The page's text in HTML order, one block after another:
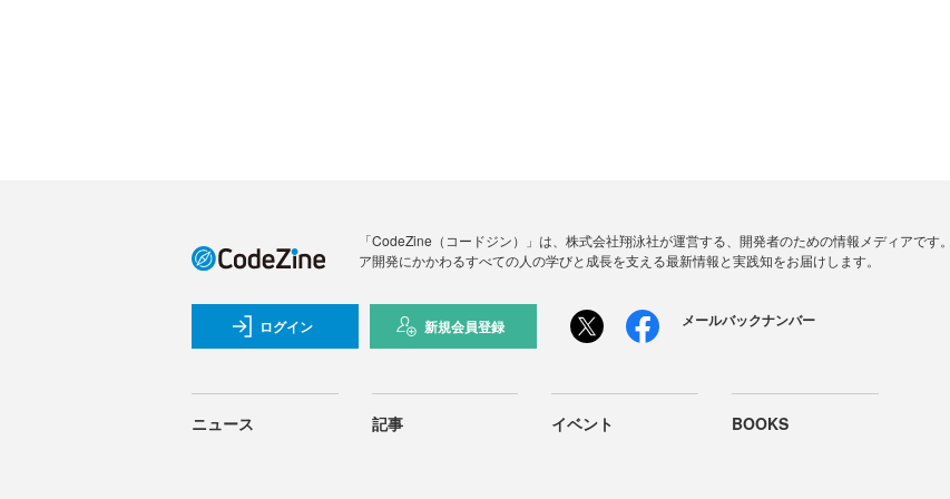
「CodeZine（コードジン）」は、株式会社翔泳社が運営する、開発者のための情報メディアで
ア開発にかかわるすべての人の学びと成長を支える最新情報と実践知をお届けします。
ログイン 新規会員登録 メールバックナンバー
ニュース 記事 イベント BOOKS